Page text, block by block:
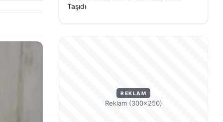
Taşıdı
REKLAM
Reklam (300×250)